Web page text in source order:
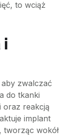
to wciąż
i
zwalczać
do tkanki
oraz reakcją
implant
tworząc wokół